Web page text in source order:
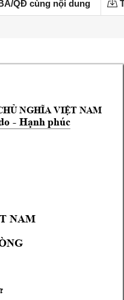
BA/QĐ cùng nội dung
NGHĨA VIỆT NAM
- Hạnh phúc
NAM